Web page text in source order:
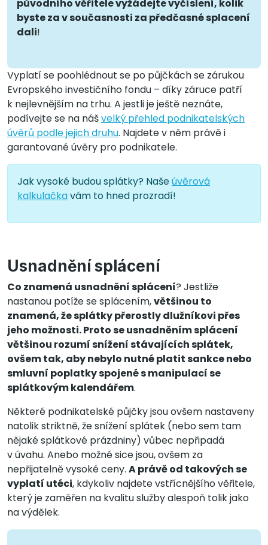
původního věřitele vyžádejte vyčíslení, kolik
byste za v současnosti za předčasné splacení
dali!
Vyplatí se poohlédnout se po půjčkách se zárukou
Evropského investičního fondu – díky záruce patří
k nejlevnějším na trhu. A jestli je ještě neznáte,
podívejte se na nášvelký přehled podnikatelských
úvěrů podle jejich druhu. Najdete v něm právě i
garantované úvěry pro podnikatele.
Jak vysoké budou splátky? Našeúvěrová
kalkulačkavám to hned prozradí!
Usnadnění splácení
Co znamená usnadnění splácení? Jestliže
nastanou potíže se splácením,většinou to
znamená, že splátky přerostly dlužníkovi přes
jeho možnosti. Proto se usnadněním splácení
většinou rozumí snížení stávajících splátek,
ovšem tak, aby nebylo nutné platit sankce nebo
smluvní poplatky spojené s manipulací se
splátkovým kalendářem.
Některé podnikatelské půjčky jsou ovšem nastaveny
natolik striktně, že snížení splátek (nebo sem tam
nějaké splátkové prázdniny) vůbec nepřipadá
v úvahu. Anebo možné sice jsou, ovšem za
nepřijatelně vysoké ceny. A právě od takových se
vyplatí utéci, kdykoliv najdete vstřícnějšího věřitele,
který je zaměřen na kvalitu služby alespoň tolik jako
na výdělek.